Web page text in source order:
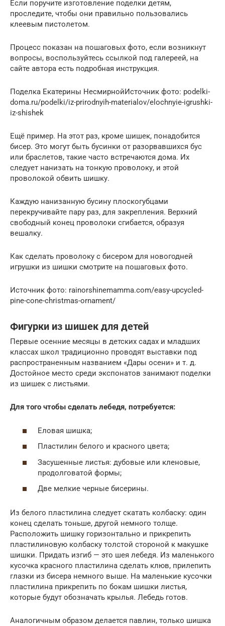
Если поручите изготовление поделки детям,
проследите, чтобы они правильно пользовались
клеевым пистолетом.
Процесс показан на пошаговых фото, если возникнут
вопросы, воспользуйтесь ссылкой под галереей, на
сайте автора есть подробная инструкция.
Поделка Екатерины НесмирнойИсточник фото: podelki-
doma.ru/podelki/iz-prirodnyih-materialov/elochnyie-igrushki-
iz-shishek
Ещё пример. На этот раз, кроме шишек, понадобится
бисер. Это могут быть бусинки от разорвавшихся бус
или браслетов, такие часто встречаются дома. Их
следует нанизать на тонкую проволоку, и этой
проволокой обвить шишку.
Каждую нанизанную бусину плоскогубцами
перекручивайте пару раз, для закрепления. Верхний
свободный конец проволоки сгибается, образуя
вешалку.
Как сделать проволоку с бисером для новогодней
игрушки из шишки смотрите на пошаговых фото.
Источник фото: rainorshinemamma.com/easy-upcycled-
pine-cone-christmas-ornament/
Фигурки из шишек для детей
Первые осенние месяцы в детских садах и младших
классах школ традиционно проводят выставки под
распространенным названием «Дары осени» и т. д.
Достойное место среди экспонатов занимают поделки
из шишек с листьями.
Для того чтобы сделать лебедя, потребуется:
Еловая шишка;
Пластилин белого и красного цвета;
Засушенные листья: дубовые или кленовые,
продолговатой формы;
Две мелкие черные бисерины.
Из белого пластилина следует скатать колбаску: один
конец сделать тоньше, другой немного толще.
Расположить шишку горизонтально и прикрепить
пластилиновую колбаску толстой стороной к макушке
шишки. Придать изгиб — это шея лебедя. Из маленького
кусочка красного пластилина сделать клюв, прилепить
глазки из бисера немного выше. На маленькие кусочки
пластилина прикрепить по бокам шишки листья,
которые будут обозначать крылья. Лебедь готов.
Аналогичным образом делается павлин, только шишка